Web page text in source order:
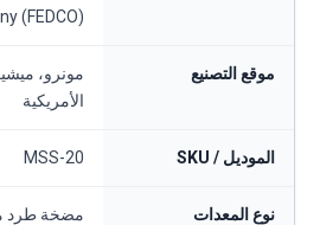
(FEDCO)
موقع التصنيع
مونرو،
الأمريكية
الموديل / SKU MSS-20
نوع المعدات مضخة طرد